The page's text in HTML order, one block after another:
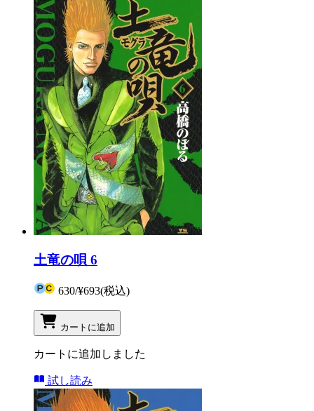
土竜の唄 6
630/¥693(税込)
カートに追加
カートに追加しました
試し読み